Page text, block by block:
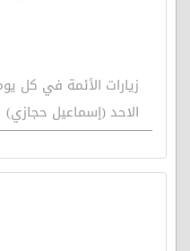
زيارات الأئمة في كل
الاحد (إسماعيل حجازي)